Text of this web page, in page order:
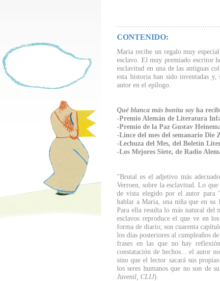
CONTENIDO:
Maria recibe un regalo muy
esclavo. El muy premiado escritor
esclavitud en una de las antiguas
esta historia han sido inventadas
autor en el epílogo.
Qué blanca más bonita soy ha
-Premio Alemán de Literatura
-Premio de la Paz Gustav
-Lince del mes del semanario Die
-Lechuza del Mes, del Boletín
-Los Mejores Siete, de Radio
"Brutal es el adjetivo más
Verroen, sobre la esclavitud. Lo
de vista elegido por el autor para
hablar a Maria, una niña que en su
Para ella resulta lo más natural del
esclavos reproduce el que ve en
forma de diario; son cuarenta
los días posteriores al cumpleaños
frases en las que no hay
constatación de hechos... el autor
sino que el lector sacará sus
los seres humanos que no son de
Juvenil, CLIJ).